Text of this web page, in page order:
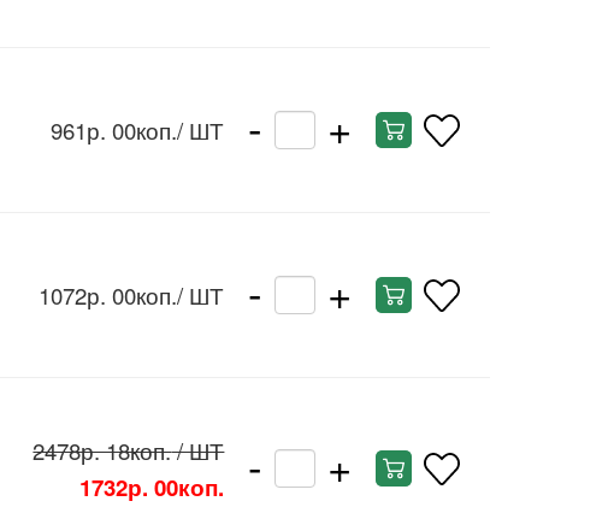
961р. 00коп./ ШТ - +
1072р. 00коп./ ШТ - +
2478р. 18коп./ ШТ
1732р. 00коп. - +